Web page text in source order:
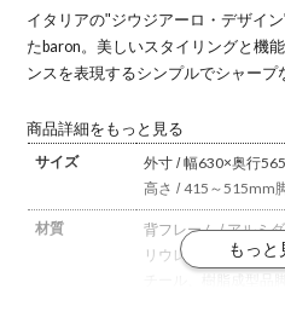
フィスチェ
ア おしゃれ
完成品
ィスチェア
おしゃれ 完
成品
イタリアの"ジウジアーロ・デザイ
たbaron。美しいスタイリングと機
ンスを表現するシンプルでシャープ
商品詳細をもっと見る
サイズ
外寸 / 幅630×奥行
高さ / 415～515mm
材質 背フレーム / アルミ
リウレタン
アジャス